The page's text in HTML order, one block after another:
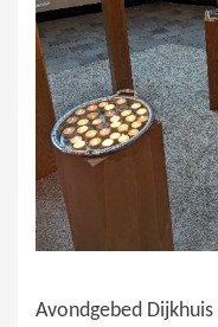
Avondgebed Dijkhuis